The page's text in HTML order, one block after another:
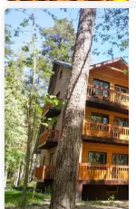
База
отдыха
Доброе
утро